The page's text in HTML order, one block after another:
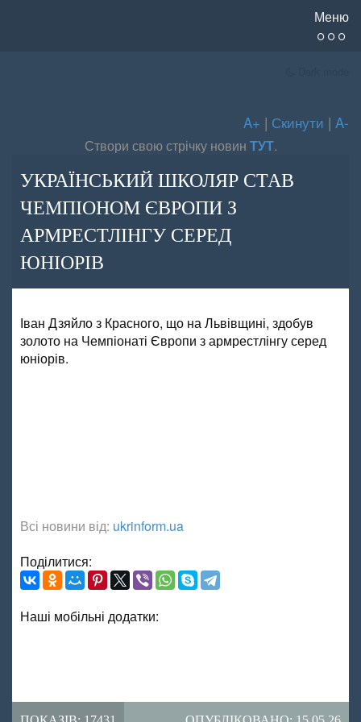
Меню
A+ | Скинути | A-
Створи свою стрічку новин ТУТ.
УКРАЇНСЬКИЙ ШКОЛЯР СТАВ
ЧЕМПІОНОМ ЄВРОПИ З
АРМРЕСТЛІНГУ СЕРЕД
ЮНІОРІВ
Іван Дзяйло з Красного, що на Львівщині, здобув
золото на Чемпіонаті Європи з армрестлінгу серед
юніорів.
Всі новини від: ukrinform.ua
Поділитися:
Наші мобільні додатки: